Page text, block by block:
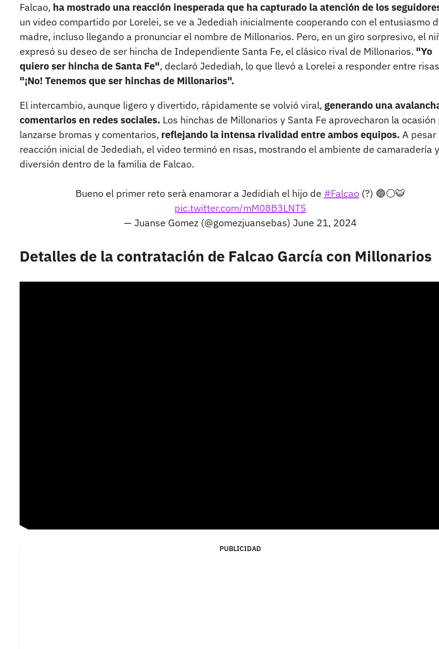
Falcao, ha mostrado una reacción inesperada que ha capturado la atención de los
un video compartido por Lorelei, se ve a Jedediah inicialmente cooperando con el entusiasmo
madre, incluso llegando a pronunciar el nombre de Millonarios. Pero, en un giro sorpresivo, el
expresó su deseo de ser hincha de Independiente Santa Fe, el clásico rival de Millonarios. "Yo
quiero ser hincha de Santa Fe", declaró Jedediah, lo que llevó a Lorelei a responder entre
"¡No! Tenemos que ser hinchas de Millonarios".
El intercambio, aunque ligero y divertido, rápidamente se volvió viral, generando una
comentarios en redes sociales. Los hinchas de Millonarios y Santa Fe aprovecharon la ocasión
lanzarse bromas y comentarios, reflejando la intensa rivalidad entre ambos equipos. A pesar
reacción inicial de Jedediah, el video terminó en risas, mostrando el ambiente de camaradería y
diversión dentro de la familia de Falcao.
Bueno el primer reto serà enamorar a Jedidiah el hijo de #Falcao(?) 🔵⚪️🐯
pic.twitter.com/mM08B3LNT5
— Juanse Gomez (@gomezjuansebas) June 21, 2024
Detalles de la contratación de Falcao García con Millonarios
PUBLICIDAD